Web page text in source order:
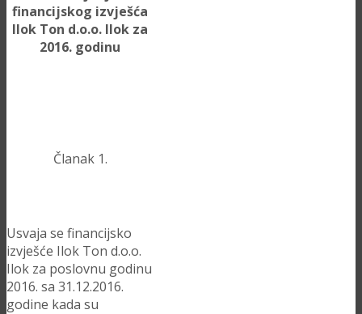
financijskog izvješća
Ilok Ton d.o.o. Ilok za
2016. godinu
Članak 1.
Usvaja se financijsko
izvješće Ilok Ton d.o.o.
Ilok za poslovnu godinu
2016. sa 31.12.2016.
godine kada su